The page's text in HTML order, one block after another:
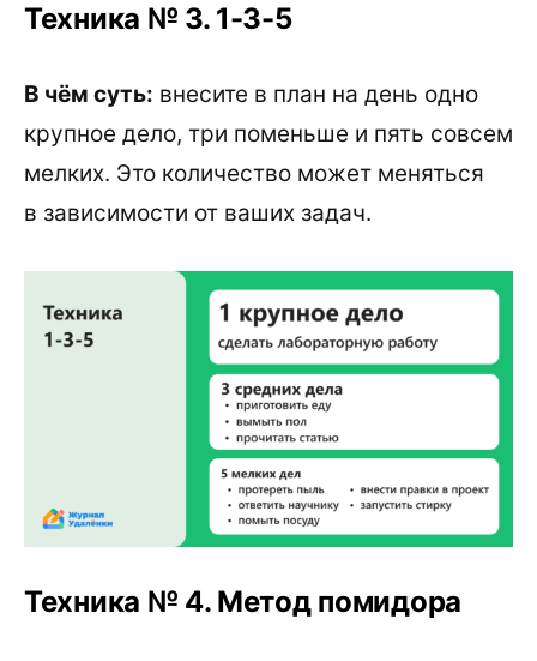
Техника № 3. 1-3-5
В чём суть: внесите в план на день одно
крупное дело, три поменьше и пять совсем
мелких. Это количество может меняться
в зависимости от ваших задач.
Техника № 4. Метод помидора